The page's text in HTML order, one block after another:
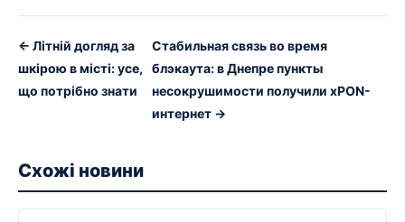
← Літній догляд за
шкірою в місті: усе,
що потрібно знати
Стабильная связь во время
блэкаута: в Днепре пункты
несокрушимости получили xPON-
интернет →
Схожі новини